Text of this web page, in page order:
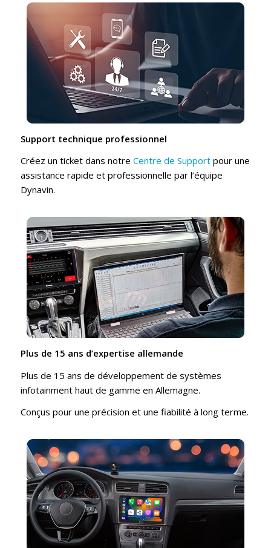
Support technique professionnel
Créez un ticket dans notre Centre de Supportpour une
assistance rapide et professionnelle par l’équipe
Dynavin.
Plus de 15 ans d’expertise allemande
Plus de 15 ans de développement de systèmes
infotainment haut de gamme en Allemagne.
Conçus pour une précision et une fiabilité à long terme.